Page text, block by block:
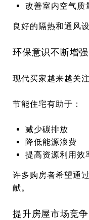
改善室内空气质
良好的隔热和通风
环保意识不断增强
现代买家越来越关
节能住宅有助于：
减少碳排放
降低能源浪费
提高资源利用效
许多购房者希望通
献。
提升房屋市场竞